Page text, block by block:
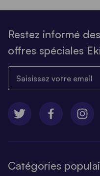
Restez informé
offres spéciales
Catégories